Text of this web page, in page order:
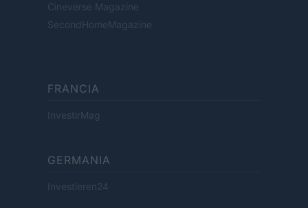
Cineverse Magazine
SecondHomeMagazine
FRANCIA
InvestirMag
GERMANIA
Investieren24